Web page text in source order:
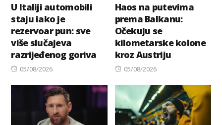
U Italiji automobili
staju iako je
rezervoar pun: sve
više slučajeva
razrijeđenog goriva
Posted
05/08/2026
Haos na putevima
prema Balkanu:
Očekuju se
kilometarske kolone
kroz Austriju
Posted
05/08/2026